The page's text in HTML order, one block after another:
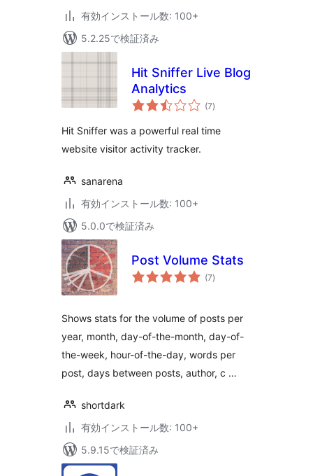
有効インストール数: 100+
5.2.25で検証済み
Hit Sniffer Live Blog
Analytics
(7個
の
価
)
Hit Sniffer was a powerful real time
website visitor activity tracker.
sanarena
有効インストール数: 100+
5.0.0で検証済み
Post Volume Stats
(7個
の)
Shows stats for the volume of posts per
year, month, day-of-the-month, day-of-
the-week, hour-of-the-day, words per
post, days between posts, author, c …
shortdark
有効インストール数: 100+
5.9.15で検証済み